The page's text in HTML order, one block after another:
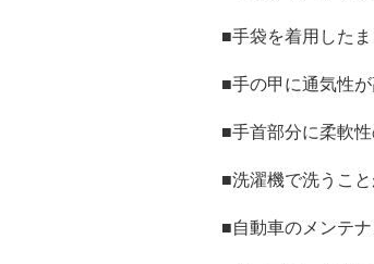
■手袋を着用した
■手の甲に通気性
■手首部分に柔軟
■洗濯機で洗うこと
■自動車のメンテ